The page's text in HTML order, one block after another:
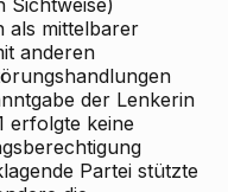
Sichtweise)
als mittelbarer
anderen
der Lenkerin
erfolgte keine
Partei stützte